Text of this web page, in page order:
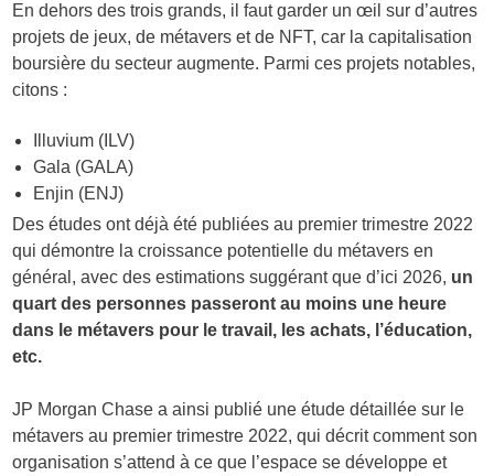
En dehors des trois grands, il faut garder un œil sur d’autres
projets de jeux, de métavers et de NFT, car la capitalisation
boursière du secteur augmente. Parmi ces projets notables,
citons :
Illuvium (ILV)
Gala (GALA)
Enjin (ENJ)
Des études ont déjà été publiées au premier trimestre 2022
qui démontre la croissance potentielle du métavers en
général, avec des estimations suggérant que d’ici 2026, un
quart des personnes passeront au moins une heure
dans le métavers pour le travail, les achats, l’éducation,
etc.
JP Morgan Chase a ainsi publié une étude détaillée sur le
métavers au premier trimestre 2022, qui décrit comment son
organisation s’attend à ce que l’espace se développe et